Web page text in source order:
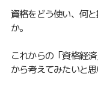
資格をどう使い、何
か。
これからの「資格経
から考えてみたいと思